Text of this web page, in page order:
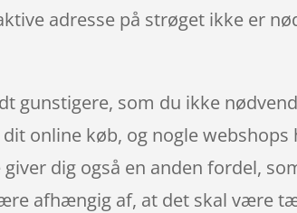
adresse på strøget ikke er
gunstigere, som du ikke
online køb, og nogle webshops
dig også en anden fordel,
afhængig af, at det skal være